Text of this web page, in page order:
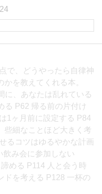
で、どうやったら自律神
を教えてくれる本。
に、あなたは乱れている
る P62 帰る前の片付け
1ヶ月前に設定する P84
些細なことほど大きく考
るコツはゆるやかな計画
飲み会に参加しない
める P114 人と会う時
ドを考える P128 一杯の